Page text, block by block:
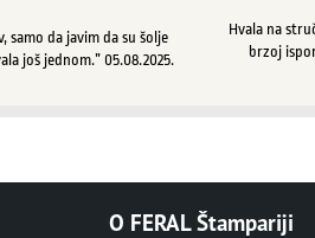
samo da javim da su šolje
još jednom.” 05.08.2025.
Hvala na
brzoj
O FERAL Štampariji